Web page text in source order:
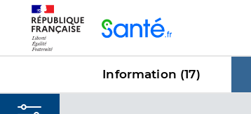
Information (17)
Panneau de gestion des cookies